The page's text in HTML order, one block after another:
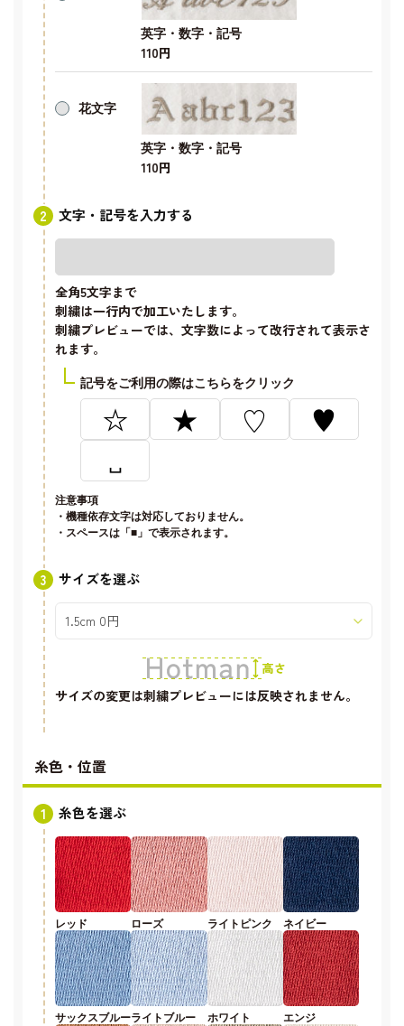
英字・数字・記号
110円
花文字
英字・数字・記号
110円
文字・記号を入力する
全角5文字まで
刺繍は一行内で加工いたします。
刺繍プレビューでは、文字数によって改行されて表示さ
れます。
記号をご利用の際はこちらをクリック
☆ ★ ♡
♥
␣
注意事項
・機種依存文字は対応しておりません。
・スペースは「■」で表示されます。
サイズを選ぶ
サイズの変更は刺繍プレビューには反映されません。
糸色・位置
糸色を選ぶ
レッド ローズ ライトピンク ネイビー
サックスブルーライトブルー ホワイト エンジ